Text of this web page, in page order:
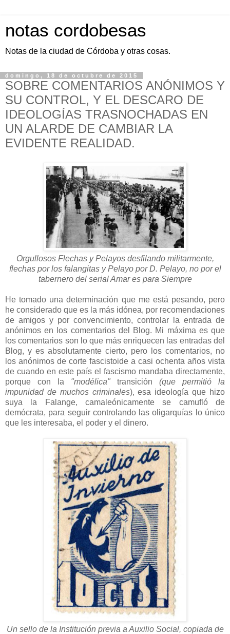
notas cordobesas
Notas de la ciudad de Córdoba y otras cosas.
domingo, 18 de octubre de 2015
SOBRE COMENTARIOS ANÓNIMOS Y
SU CONTROL, Y EL DESCARO DE
IDEOLOGÍAS TRASNOCHADAS EN
UN ALARDE DE CAMBIAR LA
EVIDENTE REALIDAD.
Orgullosos Flechas y Pelayos desfilando militarmente,
flechas por los falangitas y Pelayo por D. Pelayo, no por el
tabernero del serial Amar es para Siempre
He tomado una determinación que me está pesando, pero
he considerado que es la más idónea, por recomendaciones
de amigos y por convencimiento, controlar la entrada de
anónimos en los comentarios del Blog. Mi máxima es que
los comentarios son lo que más enriquecen las entradas del
Blog, y es absolutamente cierto, pero los comentarios, no
los anónimos de corte fascistoide a casi ochenta años vista
de cuando en este país el fascismo mandaba directamente,
porque con la "modélica" transición (que permitió la
impunidad de muchos criminales), esa ideología que hizo
suya la Falange, camaleónicamente se camufló de
demócrata, para seguir controlando las oligarquías lo único
que les interesaba, el poder y el dinero.
Un sello de la Institución previa a Auxilio Social, copiada de